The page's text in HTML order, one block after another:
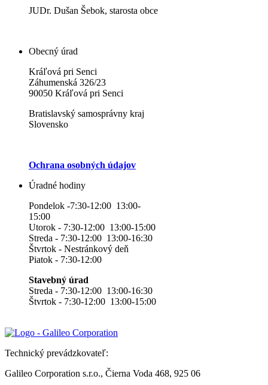
JUDr. Dušan Šebok, starosta obce
Obecný úrad
Kráľová pri Senci
Záhumenská 326/23
90050 Kráľová pri Senci
Bratislavský samosprávny kraj
Slovensko
Ochrana osobných údajov
Úradné hodiny
Pondelok -7:30-12:00 13:00-
15:00
Utorok - 7:30-12:00 13:00-15:00
Streda - 7:30-12:00 13:00-16:30
Štvrtok - Nestránkový deň
Piatok - 7:30-12:00
Stavebný úrad
Streda - 7:30-12:00 13:00-16:30
Štvrtok - 7:30-12:00 13:00-15:00
Technický prevádzkovateľ:
Galileo Corporation s.r.o., Čierna Voda 468, 925 06